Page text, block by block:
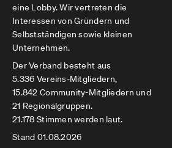
eine Lobby. Wir vertreten die
Interessen von Gründern und
Selbstständigen sowie kleinen
Unternehmen.
Der Verband besteht aus
5.336 Vereins-Mitgliedern,
15.842 Community-Mitgliedern und
21 Regionalgruppen.
21.178 Stimmen werden laut.
Stand 01.08.2026